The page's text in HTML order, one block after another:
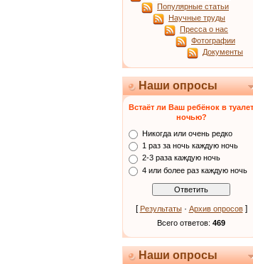
Популярные статьи
Научные труды
Пресса о нас
Фотографии
Документы
Наши опросы
Встаёт ли Ваш ребёнок в туалет
ночью?
Никогда или очень редко
1 раз за ночь каждую ночь
2-3 раза каждую ночь
4 или более раз каждую ночь
[ Результаты· Архив опросов]
Всего ответов: 469
Наши опросы